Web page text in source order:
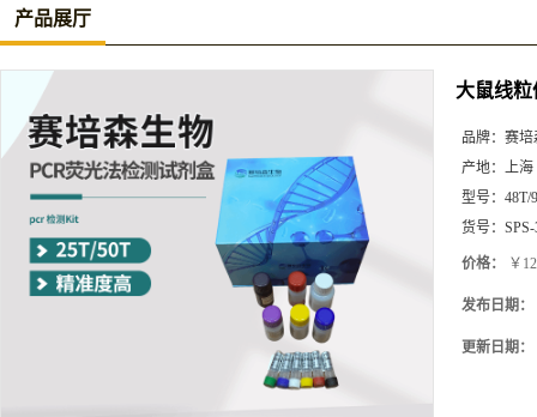
产品展厅
大鼠线
品牌： 赛培
产地： 上海
型号： 48T/
货号：
价格： ￥
发布日期：
更新日期：